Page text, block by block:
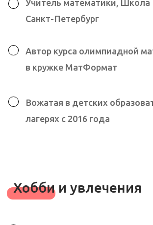
Имя
отношении обработки персональных
данных
Остались вопросы? Сомневаетесь?
«тест-драйва» школы. Оставьте заявку